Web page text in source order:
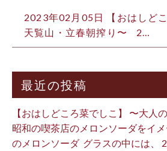
2023年02月05日 【おはしど
天覧山・立春朝搾り〜 ⁡ ⁡ 2…
最近の投稿
【おはしどころ菜でしこ】 〜大人
昭和の喫茶店のメロンソーダをイ
のメロンソーダ ⁡ グラスの中には、